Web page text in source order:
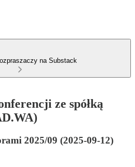
na Substack
ze spółką
2025/09 (2025-09-12)